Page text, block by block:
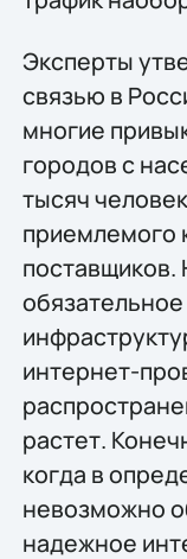
Эксперты
связью в
многие
городов с
тысяч
приемлемого
поставщиков.
интернет-
растет.
когда в
невозможно
надежное